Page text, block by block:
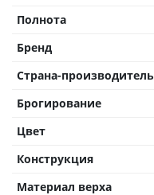
Полнота
Бренд
Страна-производитель
Брогирование
Цвет
Конструкция
Материал верха